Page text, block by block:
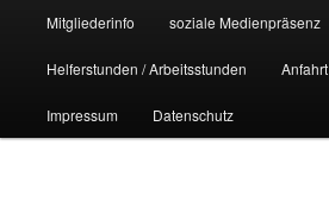
Mitgliederinfo soziale Medienpräsenz
Helferstunden / Arbeitsstunden Anfahrt
Impressum Datenschutz